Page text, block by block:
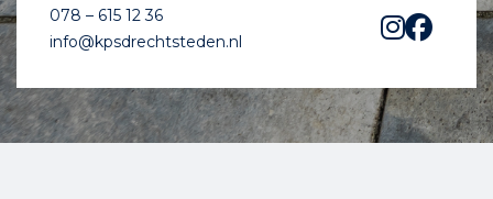
078 – 615 12 36
info@kpsdrechtsteden.nl